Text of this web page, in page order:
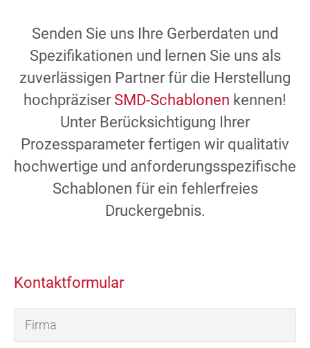
Senden Sie uns Ihre Gerberdaten und
Spezifikationen und lernen Sie uns als
zuverlässigen Partner für die Herstellung
hochpräziser SMD-Schablonen kennen!
Unter Berücksichtigung Ihrer
Prozessparameter fertigen wir qualitativ
hochwertige und anforderungsspezifische
Schablonen für ein fehlerfreies
Druckergebnis.
Kontaktformular